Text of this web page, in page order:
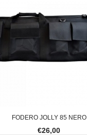
FODERO JOLLY 85 NERO
€26,00